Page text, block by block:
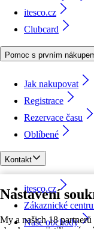
Nastavení
My a našich 18
itesco.cz
Clubcard
Pomoc s prvním
Jak nakupovat
Registrace
Rezervace času
Oblíbené
Kontakt
itesco.cz
Zákaznické
Naše obchody